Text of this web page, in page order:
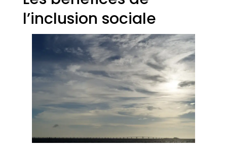
l’inclusion sociale